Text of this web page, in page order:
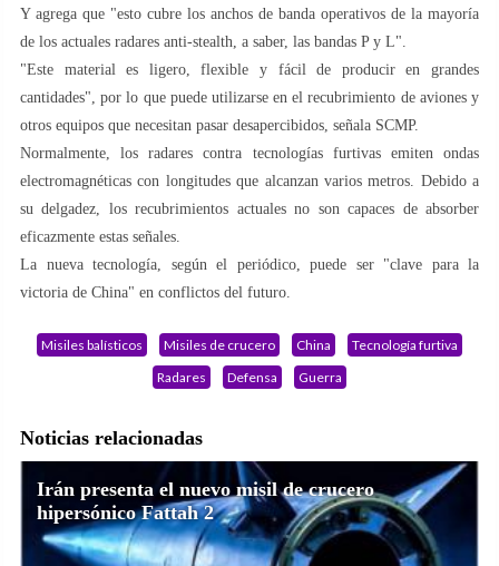
Y agrega que "esto cubre los anchos de banda operativos de la mayoría
de los actuales radares anti-stealth, a saber, las bandas P y L".
"Este material es ligero, flexible y fácil de producir en grandes
cantidades", por lo que puede utilizarse en el recubrimiento de aviones y
otros equipos que necesitan pasar desapercibidos, señala SCMP.
Normalmente, los radares contra tecnologías furtivas emiten ondas
electromagnéticas con longitudes que alcanzan varios metros. Debido a
su delgadez, los recubrimientos actuales no son capaces de absorber
eficazmente estas señales.
La nueva tecnología, según el periódico, puede ser "clave para la
victoria de China" en conflictos del futuro.
Misiles balísticos Misiles de crucero China
Tecnología furtiva
Radares
Defensa Guerra
Noticias relacionadas
Irán presenta el nuevo misil de crucero
hipersónico Fattah 2